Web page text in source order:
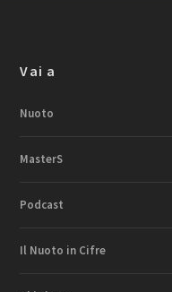
Vai a
Nuoto
MasterS
Podcast
Il Nuoto in Cifre